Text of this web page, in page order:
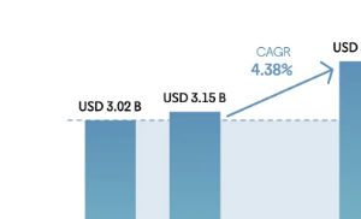
Image © Mordor